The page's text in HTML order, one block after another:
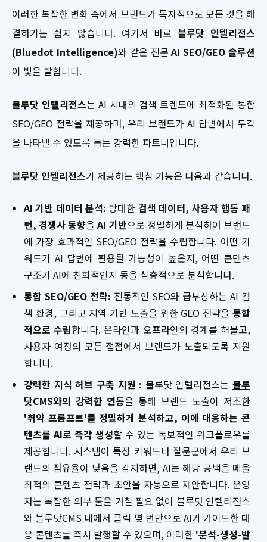
이러한 복잡한 변화 속에서 브랜드가 독자적으로 모든 것을 해
결하기는 쉽지 않습니다. 여기서 바로블루닷 인텔리전스
(Bluedot Intelligence)와 같은 전문AI SEO/GEO 솔루션
이 빛을 발합니다.
블루닷 인텔리전스는 AI 시대의 검색 트렌드에 최적화된 통합
SEO/GEO 전략을 제공하며, 우리 브랜드가 AI 답변에서 두각
을 나타낼 수 있도록 돕는 강력한 파트너입니다.
블루닷 인텔리전스가 제공하는 핵심 기능은 다음과 같습니다.
AI 기반 데이터 분석: 방대한 검색 데이터, 사용자 행동 패
턴, 경쟁사 동향을AI 기반으로 정밀하게 분석하여 브랜드
에 가장 효과적인 SEO/GEO 전략을 수립합니다. 어떤 키
워드가 AI 답변에 활용될 가능성이 높은지, 어떤 콘텐츠
구조가 AI에 친화적인지 등을 심층적으로 분석합니다.
통합 SEO/GEO 전략: 전통적인 SEO와 급부상하는 AI 검
색 환경, 그리고 지역 기반 노출을 위한 GEO 전략을 통합
적으로 수립합니다. 온라인과 오프라인의 경계를 허물고,
사용자 여정의 모든 접점에서 브랜드가 노출되도록 지원
합니다.
강력한 지식 허브 구축 지원 : 블루닷 인텔리전스는 블루
닷CMS와의 강력한 연동을 통해 브랜드 노출이 저조한
'취약 프롬프트'를 정밀하게 분석하고, 이에 대응하는 콘
텐츠를 AI로 즉각 생성할 수 있는 독보적인 워크플로우를
제공합니다. 시스템이 특정 키워드나 질문군에서 우리 브
랜드의 점유율이 낮음을 감지하면, AI는 해당 공백을 메울
최적의 콘텐츠 전략과 초안을 자동으로 제안합니다. 운영
자는 복잡한 외부 툴을 거칠 필요 없이 블루닷 인텔리전스
와 블루닷CMS 내에서 클릭 몇 번만으로 AI가 가이드한 대
응 콘텐츠를 즉시 발행할 수 있으며, 이러한 '분석-생성-발